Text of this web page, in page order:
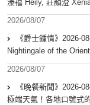
溱禧 Heily, 莊韻澄
2026/08/07
《爵士鍾情》2026-
Nightingale of the
2026/08/07
《晚餐新聞》2026-
極端天氣！各地口號式